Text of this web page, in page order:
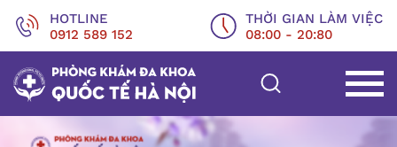
HOTLINE
0912 589 152
THỜI GIAN LÀM VIỆC
08:00 - 20:80